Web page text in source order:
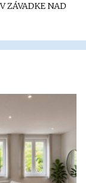
ZÁVADKE NAD